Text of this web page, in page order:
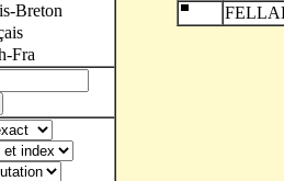
Breton
Fra